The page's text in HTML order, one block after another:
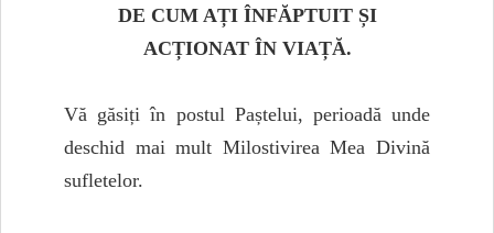
DE CUM AȚI ÎNFĂPTUIT ȘI
ACȚIONAT ÎN VIAȚĂ.
Vă găsiți în postul Paștelui, perioadă unde
deschid mai mult Milostivirea Mea Divină
sufletelor.